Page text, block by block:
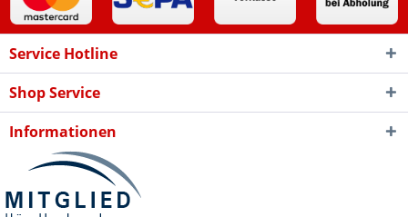
Service Hotline
Shop Service
Informationen